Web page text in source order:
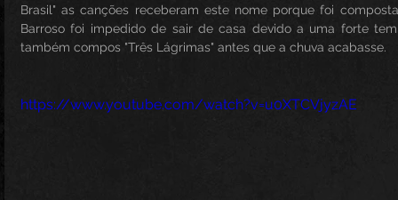
Brasil" as canções receberam este nome porque foi
Barroso foi impedido de sair de casa devido a uma forte
também compos "Três Lágrimas" antes que a chuva acabasse.
https://www.youtube.com/watch?v=u0XTCVjyzAE